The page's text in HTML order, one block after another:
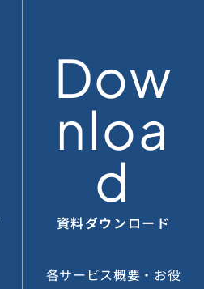
Dow
nloa
d
資料ダウンロード
各サービス概要・お役